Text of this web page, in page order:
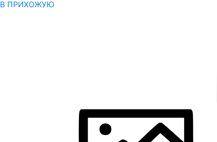
В ПРИХОЖУЮ